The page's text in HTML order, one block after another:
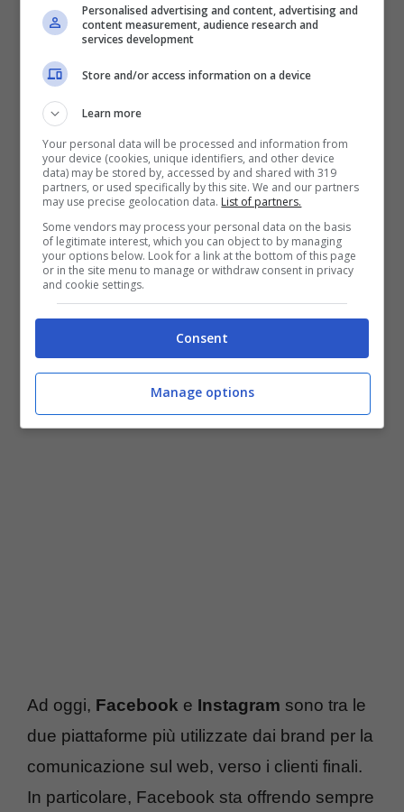
utilizzare questa nuova funzione. La scelta
da parte di Instagram di offrire
per i profili businessrappresenta
un’importante novità, che segue la strategia
anche su Facebook Messenger. Non solo,
grazie all’ampio numero di utenti iscritti,
Instagram dispone di tantissime aziende e
brand famosi, che sfruttano i propri profili per
comunicare con i clienti. Quindi, con l’arrivo
dei profili business, le aziende potrebbero
effettuare il passaggio a questa nuova
tipologia di profilo e offrire la possibilità di
essere direttamente contattati.
Ad oggi, Facebook e Instagram sono tra le
due piattaforme più utilizzate dai brand per la
comunicazione sul web, verso i clienti finali.
In particolare, Facebook sta offrendo sempre
Personalised advertising and content, advertising and
content measurement, audience research and
services development
Store and/or access information on a device
Learn more
Your personal data will be processed and information from
your device (cookies, unique identifiers, and other device
data) may be stored by, accessed by and shared with 319
partners, or used specifically by this site. We and our partners
may use precise geolocation data. List of partners.
Some vendors may process your personal data on the basis
of legitimate interest, which you can object to by managing
your options below. Look for a link at the bottom of this page
or in the site menu to manage or withdraw consent in privacy
and cookie settings.
Consent
Manage options